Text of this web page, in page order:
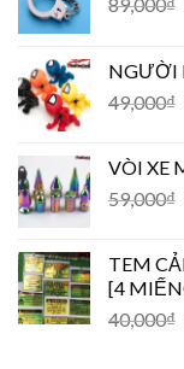
89,000₫
NGƯỜI
49,000₫
VÒI XE
59,000₫
TEM
[4
40,000₫